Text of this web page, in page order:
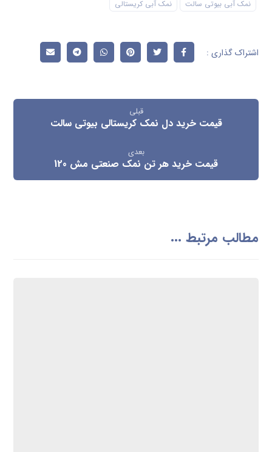
نمک آبی بیوتی سالت
نمک آبی کریستالی
قبلی
قیمت خرید دل نمک کریستالی بیوتی سالت
بعدی
قیمت خرید هر تن نمک صنعتی مش 120
مطالب مرتبط ...